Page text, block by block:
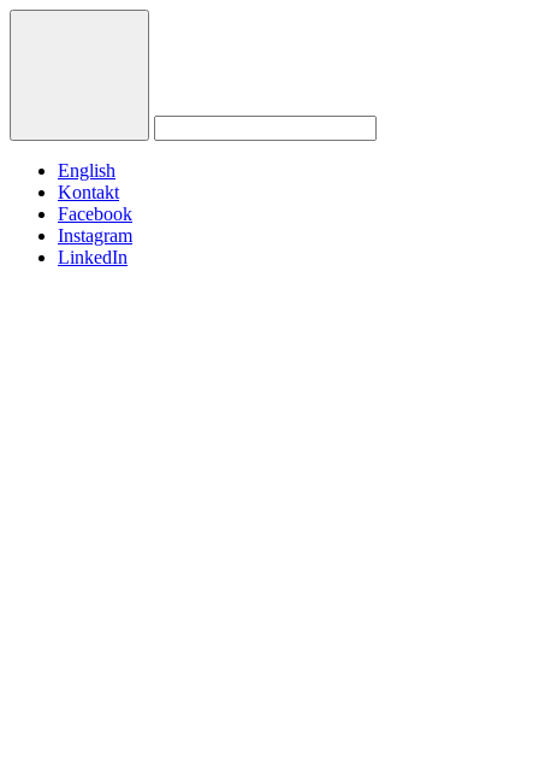
English
Kontakt
Facebook
Instagram
LinkedIn